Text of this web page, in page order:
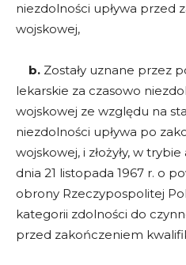
niezdolności upływa przed
wojskowej,
b. Zostały uznane przez
lekarskie za czasowo
wojskowej ze względu na
niezdolności upływa po
wojskowej, i złożyły, w
dnia 21 listopada 1967 r. o
obrony Rzeczypospolitej
kategorii zdolności do
przed zakończeniem